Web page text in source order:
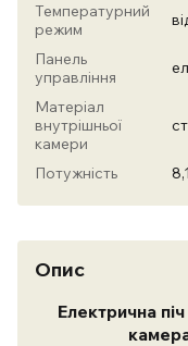
Температурний
режим
Панель
управління
Матеріал
внутрішньої
камери
Потужність
Опис
Електрична